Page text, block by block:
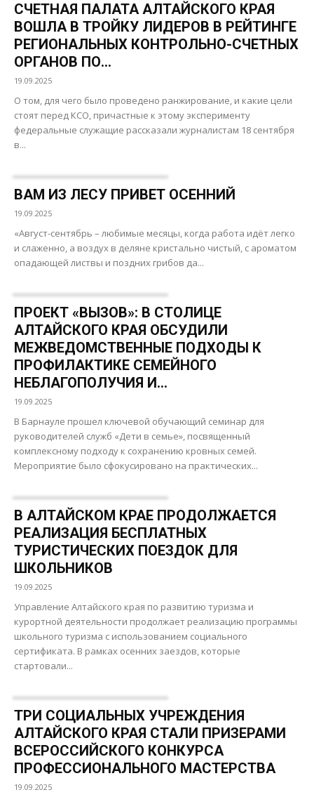
СЧЕТНАЯ ПАЛАТА АЛТАЙСКОГО КРАЯ
ВОШЛА В ТРОЙКУ ЛИДЕРОВ В РЕЙТИНГЕ
РЕГИОНАЛЬНЫХ КОНТРОЛЬНО-СЧЕТНЫХ
ОРГАНОВ ПО...
19.09.2025
О том, для чего было проведено ранжирование, и какие цели
стоят перед КСО, причастные к этому эксперименту
федеральные служащие рассказали журналистам 18 сентября
в...
ВАМ ИЗ ЛЕСУ ПРИВЕТ ОСЕННИЙ
19.09.2025
«Август-сентябрь – любимые месяцы, когда работа идёт легко
и слаженно, а воздух в деляне кристально чистый, с ароматом
опадающей листвы и поздних грибов да...
ПРОЕКТ «ВЫЗОВ»: В СТОЛИЦЕ
АЛТАЙСКОГО КРАЯ ОБСУДИЛИ
МЕЖВЕДОМСТВЕННЫЕ ПОДХОДЫ К
ПРОФИЛАКТИКЕ СЕМЕЙНОГО
НЕБЛАГОПОЛУЧИЯ И...
19.09.2025
В Барнауле прошел ключевой обучающий семинар для
руководителей служб «Дети в семье», посвященный
комплексному подходу к сохранению кровных семей.
Мероприятие было сфокусировано на практических...
В АЛТАЙСКОМ КРАЕ ПРОДОЛЖАЕТСЯ
РЕАЛИЗАЦИЯ БЕСПЛАТНЫХ
ТУРИСТИЧЕСКИХ ПОЕЗДОК ДЛЯ
ШКОЛЬНИКОВ
19.09.2025
Управление Алтайского края по развитию туризма и
курортной деятельности продолжает реализацию программы
школьного туризма с использованием социального
сертификата. В рамках осенних заездов, которые
стартовали...
ТРИ СОЦИАЛЬНЫХ УЧРЕЖДЕНИЯ
АЛТАЙСКОГО КРАЯ СТАЛИ ПРИЗЕРАМИ
ВСЕРОССИЙСКОГО КОНКУРСА
ПРОФЕССИОНАЛЬНОГО МАСТЕРСТВА
19.09.2025